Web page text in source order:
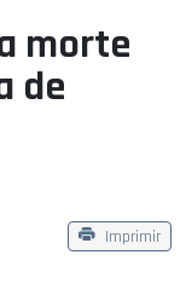
morte
de
Imprimir